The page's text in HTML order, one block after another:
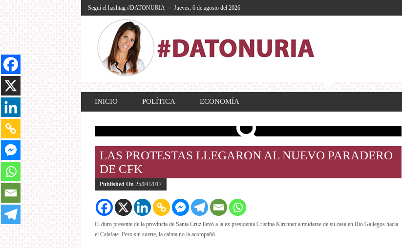
Seguí el hashtag #DATONURIA » Jueves, 6 de agosto del 2026
INICIO POLÍTICA ECONOMÍA
LAS PROTESTAS LLEGARON AL NUEVO PARADERO
DE CFK
Published On 25/04/2017
El duro presente de la provincia de Santa Cruz llevó a la ex presidenta Cristina Kirchner a mudarse de su casa en Río Gallegos hacia
el Calafate. Pero sin suerte, la calma no la acompañó.